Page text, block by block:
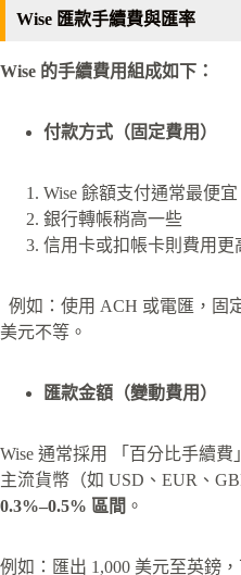
Wise 匯款手續費與匯率
Wise 的手續費用組成如下：
付款方式（固定費用）
Wise 餘額支付通常最便宜
銀行轉帳稍高一些
信用卡或扣帳卡則費用更
例如：使用 ACH 或電匯，固
美元不等。
匯款金額（變動費用）
Wise 通常採用 「百分比手續
主流貨幣（如 USD、EUR、
0.3%–0.5% 區間 。
例如：匯出 1,000 美元至英鎊